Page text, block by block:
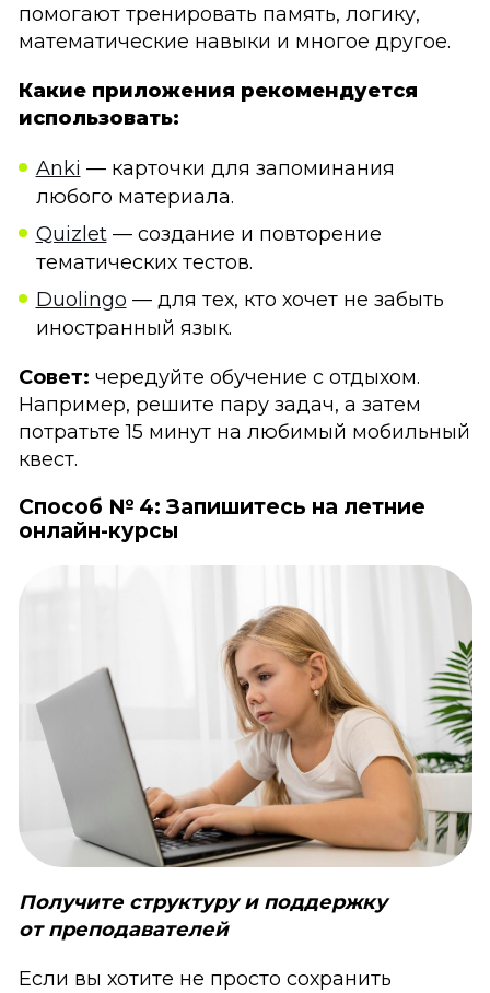
помогают тренировать память, логику,
математические навыки и многое другое.
Какие приложения рекомендуется
использовать:
Anki — карточки для запоминания
любого материала.
Quizlet— создание и повторение
тематических тестов.
Duolingo — для тех, кто хочет не забыть
иностранный язык.
Совет: чередуйте обучение с отдыхом.
Например, решите пару задач, а затем
потратьте 15 минут на любимый мобильный
квест.
Способ № 4: Запишитесь на летние
онлайн-курсы
Получите структуру и поддержку
от преподавателей
Если вы хотите не просто сохранить